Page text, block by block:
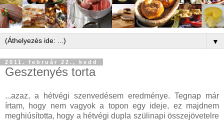
▼
2011. február 22., kedd
Gesztenyés torta
...azaz, a hétvégi szenvedésem eredménye. Tegnap már
írtam, hogy nem vagyok a topon egy ideje, ez majdnem
meghiúsította, hogy a hétvégi dupla szülinapi összejövetelre